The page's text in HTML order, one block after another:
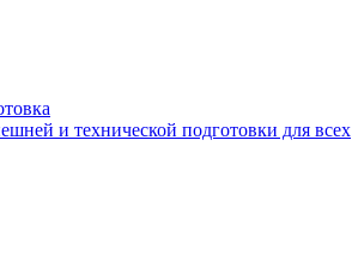
и технической подготовки для всех